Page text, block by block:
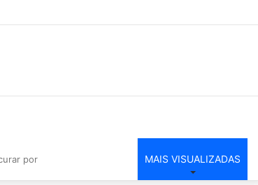
MAIS VISUALIZADAS
Procurar